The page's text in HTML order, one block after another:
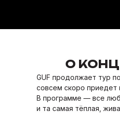
О
GUF продолжает тур
совсем скоро приедет
В программе — все
и та самая тёплая,